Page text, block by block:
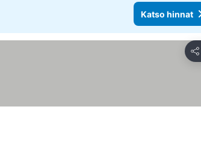
Katso hinnat
Jaa